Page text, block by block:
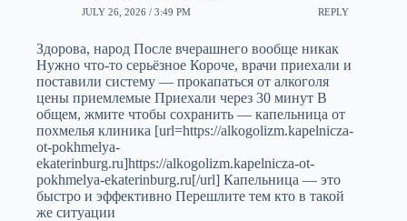
JULY 26, 2026 / 3:49 PM REPLY
Здорова, народ После вчерашнего вообще никак
Нужно что-то серьёзное Короче, врачи приехали и
поставили систему — прокапаться от алкоголя
цены приемлемые Приехали через 30 минут В
общем, жмите чтобы сохранить — капельница от
похмелья клиника [url=https://alkogolizm.kapelnicza-
ot-pokhmelya-
ekaterinburg.ru]https://alkogolizm.kapelnicza-ot-
pokhmelya-ekaterinburg.ru[/url] Капельница — это
быстро и эффективно Перешлите тем кто в такой
же ситуации